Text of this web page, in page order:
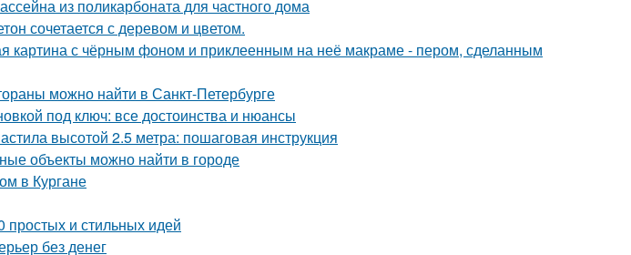
из поликарбоната для частного дома
сочетается с деревом и цветом.
картина с чёрным фоном и приклеенным на неё макраме - пером, сделанным
можно найти в Санкт-Петербурге
под ключ: все достоинства и нюансы
высотой 2.5 метра: пошаговая инструкция
объекты можно найти в городе
в Кургане
и стильных идей
без денег